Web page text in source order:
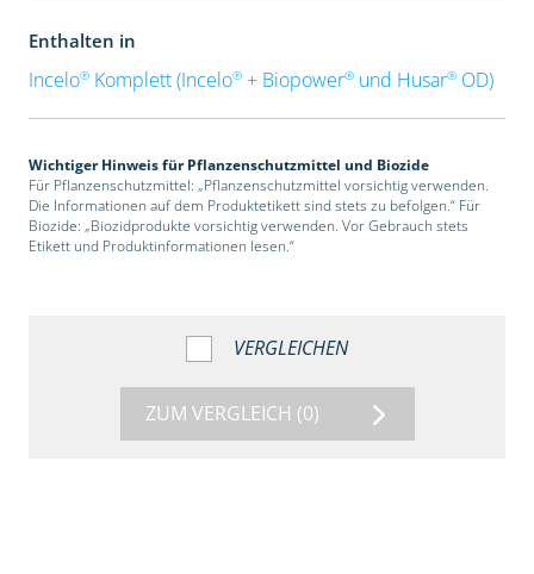
Enthalten in
Incelo®Komplett (Incelo®+ Biopower®und Husar®OD)
Wichtiger Hinweis für Pflanzenschutzmittel und Biozide
Für Pflanzenschutzmittel: „Pflanzenschutzmittel vorsichtig verwenden.
Die Informationen auf dem Produktetikett sind stets zu befolgen.“ Für
Biozide: „Biozidprodukte vorsichtig verwenden. Vor Gebrauch stets
Etikett und Produktinformationen lesen.“
VERGLEICHEN
ZUM VERGLEICH (0)